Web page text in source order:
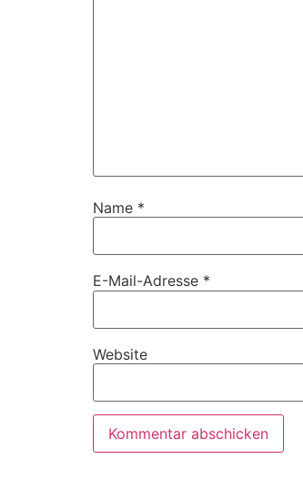
Name *
E-Mail-Adresse *
Website